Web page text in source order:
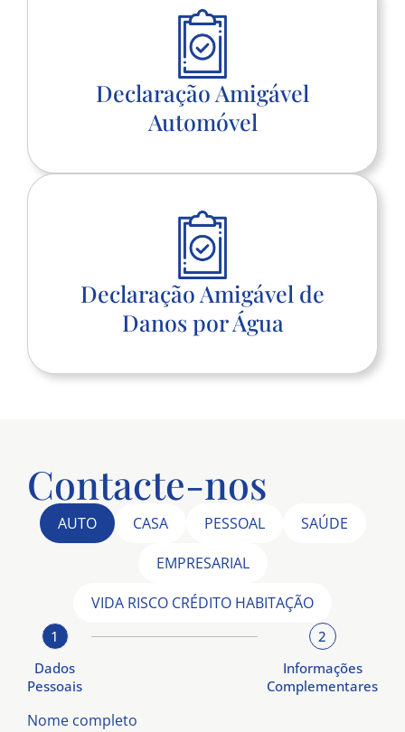
Declaração Amigável
Automóvel
Declaração Amigável de
Danos por Água
Contacte-nos
AUTO CASA PESSOAL
SAÚDE
EMPRESARIAL
VIDA RISCO CRÉDITO HABITAÇÃO
1
Dados
Pessoais
2
Informações
Complementares
Nome completo